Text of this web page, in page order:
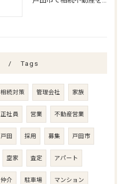
Tags
相続対策 管理会社 家族
正社員 営業 不動産営業
戸田 採用 募集 戸田市
空家 査定 アパート
仲介 駐車場 マンション